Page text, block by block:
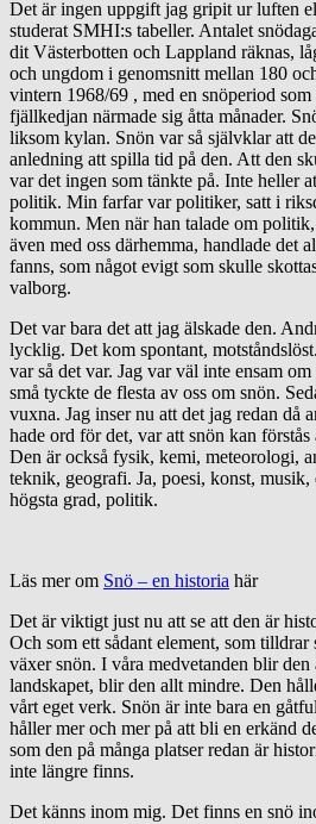
Det är ingen uppgift jag gripit ur luften
studerat SMHI:s tabeller. Antalet
dit Västerbotten och Lappland räknas,
och ungdom i genomsnitt mellan 180
vintern 1968/69 , med en snöperiod
fjällkedjan närmade sig åtta månader.
liksom kylan. Snön var så självklar att
anledning att spilla tid på den. Att den
var det ingen som tänkte på. Inte heller
politik. Min farfar var politiker, satt i
kommun. Men när han talade om
även med oss därhemma, handlade det
fanns, som något evigt som skulle
valborg.
Det var bara det att jag älskade den.
lycklig. Det kom spontant,
var så det var. Jag var väl inte ensam
små tyckte de flesta av oss om snön.
vuxna. Jag inser nu att det jag redan då
hade ord för det, var att snön kan
Den är också fysik, kemi, meteorologi,
teknik, geografi. Ja, poesi, konst,
högsta grad, politik.
Läs mer om Snö – en historia här
Det är viktigt just nu att se att den är
Och som ett sådant element, som tilldrar
växer snön. I våra medvetanden blir
landskapet, blir den allt mindre. Den
vårt eget verk. Snön är inte bara en
håller mer och mer på att bli en erkänd
som den på många platser redan är
inte längre finns.
Det känns inom mig. Det finns en snö